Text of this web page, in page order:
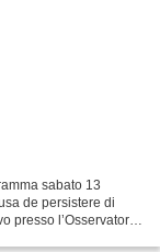
sabato 13
de persistere di
presso l’Osservatorio